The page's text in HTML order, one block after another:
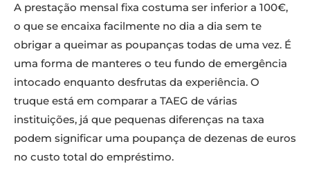
A prestação mensal fixa costuma ser inferior a 100€,
o que se encaixa facilmente no dia a dia sem te
obrigar a queimar as poupanças todas de uma vez. É
uma forma de manteres o teu fundo de emergência
intocado enquanto desfrutas da experiência. O
truque está em comparar a TAEG de várias
instituições, já que pequenas diferenças na taxa
podem significar uma poupança de dezenas de euros
no custo total do empréstimo.